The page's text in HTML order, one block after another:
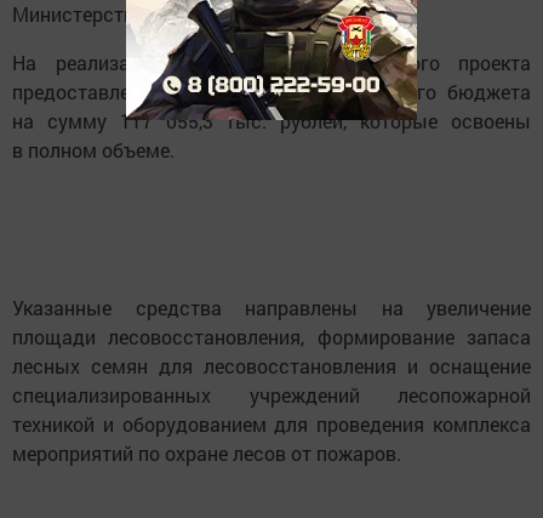
Министерства финасов РТ.
На реализацию указанного федерального проекта
предоставлены субвенции из федерального бюджета
на сумму 117 055,3 тыс. рублей, которые освоены
в полном объеме.
Указанные средства направлены на увеличение
площади лесовосстановления, формирование запаса
лесных семян для лесовосстановления и оснащение
специализированных учреждений лесопожарной
техникой и оборудованием для проведения комплекса
мероприятий по охране лесов от пожаров.